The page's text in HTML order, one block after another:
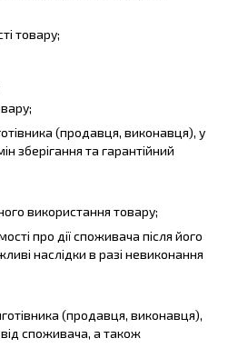
товару;
(продавця, виконавця), у
зберігання та гарантійний
використання товару;
про дії споживача після його
наслідки в разі невиконання
(продавця, виконавця),
споживача, а також